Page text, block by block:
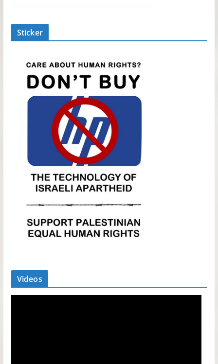
Sticker
Videos